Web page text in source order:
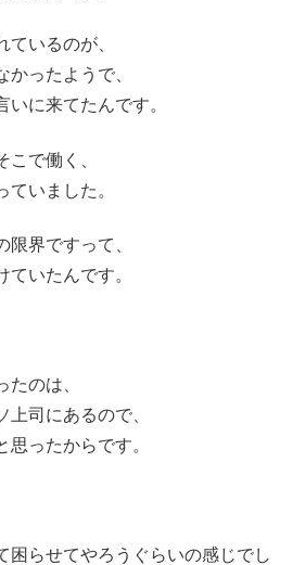
いるのが、
かったようで、
に来てたんです。
こで働く、
いました。
界ですって、
いたんです。
たのは、
司にあるので、
ったからです。
困らせてやろうぐらいの感じでし